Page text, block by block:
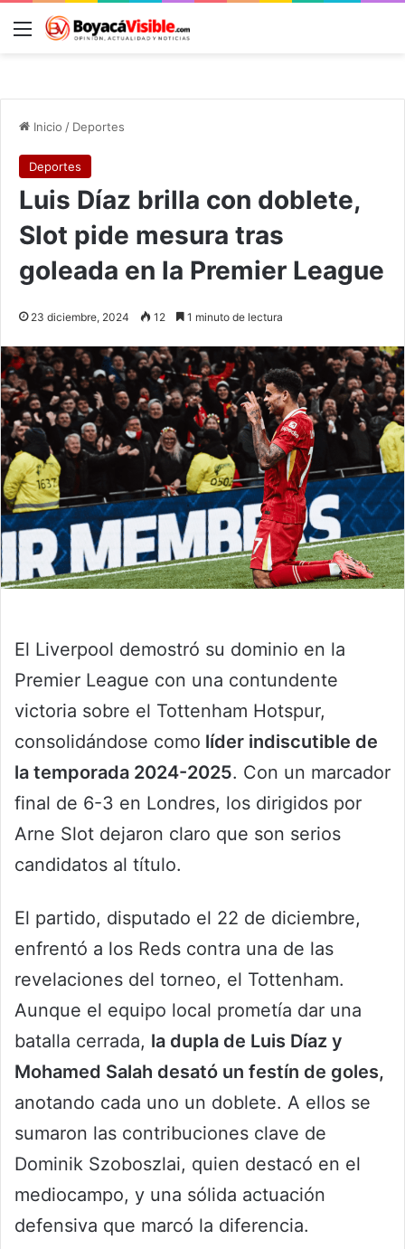
Menú
Inicio / Deportes
Deportes
Luis Díaz brilla con doblete,
Slot pide mesura tras
goleada en la Premier League
23 diciembre, 2024 12 1 minuto de lectura
El Liverpool demostró su dominio en la
Premier League con una contundente
victoria sobre el Tottenham Hotspur,
consolidándose como líder indiscutible de
la temporada 2024-2025. Con un marcador
final de 6-3 en Londres, los dirigidos por
Arne Slot dejaron claro que son serios
candidatos al título.
El partido, disputado el 22 de diciembre,
enfrentó a los Reds contra una de las
revelaciones del torneo, el Tottenham.
Aunque el equipo local prometía dar una
batalla cerrada, la dupla de Luis Díaz y
Mohamed Salah desató un festín de goles,
anotando cada uno un doblete. A ellos se
sumaron las contribuciones clave de
Dominik Szoboszlai, quien destacó en el
mediocampo, y una sólida actuación
defensiva que marcó la diferencia.